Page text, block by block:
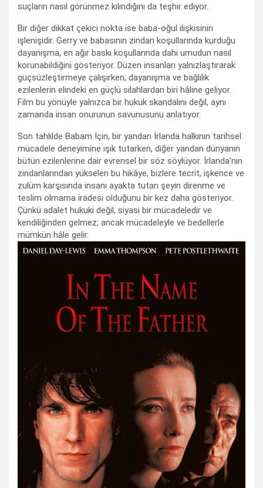
suçların nasıl görünmez kılındığını da teşhir ediyor.
Bir diğer dikkat çekici nokta ise baba-oğul ilişkisinin
işlenişidir. Gerry ve babasının zindan koşullarında kurduğu
dayanışma, en ağır baskı koşullarında dahi umudun nasıl
korunabildiğini gösteriyor. Düzen insanları yalnızlaştırarak
güçsüzleştirmeye çalışırken, dayanışma ve bağlılık
ezilenlerin elindeki en güçlü silahlardan biri hâline geliyor.
Film bu yönüyle yalnızca bir hukuk skandalını değil, aynı
zamanda insan onurunun savunusunu anlatıyor.
Son tahlilde Babam İçin, bir yandan İrlanda halkının tarihsel
mücadele deneyimine ışık tutarken, diğer yandan dünyanın
bütün ezilenlerine dair evrensel bir söz söylüyor. İrlanda'nın
zindanlarından yükselen bu hikâye, bizlere tecrit, işkence ve
zulüm karşısında insanı ayakta tutan şeyin direnme ve
teslim olmama iradesi olduğunu bir kez daha gösteriyor.
Çünkü adalet hukuki değil, siyasi bir mücadeledir ve
kendiliğinden gelmez; ancak mücadeleyle ve bedellerle
mümkün hâle gelir.